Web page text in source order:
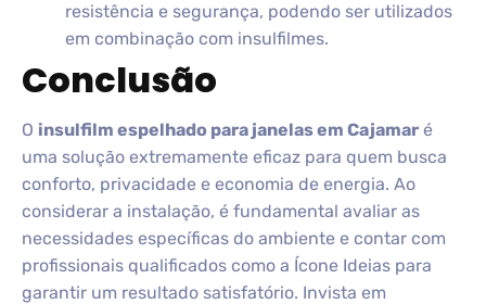
resistência e segurança, podendo ser utilizados
em combinação com insulfilmes.
Conclusão
O insulfilm espelhado para janelas em Cajamar é
uma solução extremamente eficaz para quem busca
conforto, privacidade e economia de energia. Ao
considerar a instalação, é fundamental avaliar as
necessidades específicas do ambiente e contar com
profissionais qualificados como a Ícone Ideias para
garantir um resultado satisfatório. Invista em